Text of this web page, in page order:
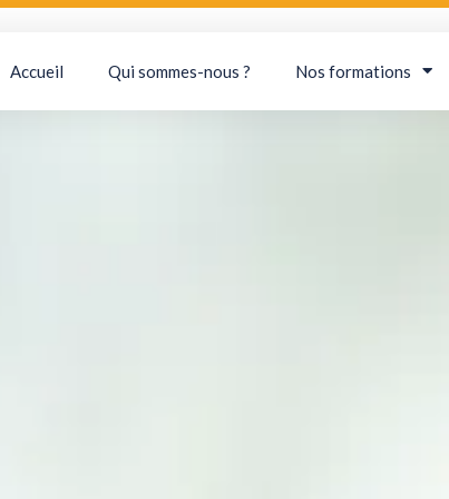
Accueil Qui sommes-nous ? Nos formations